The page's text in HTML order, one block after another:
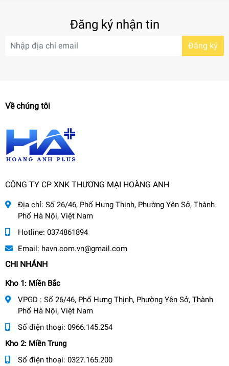
Đăng ký nhận tin
Đăng ký
Về chúng tôi
CÔNG TY CP XNK THƯƠNG MẠI HOÀNG ANH
Địa chỉ: Số 26/46, Phố Hưng Thịnh, Phường Yên Sở, Thành
Phố Hà Nội, Việt Nam
Hotline: 0374861894
Email: havn.com.vn@gmail.com
CHI NHÁNH
Kho 1: Miền Bắc
VPGD : Số 26/46, Phố Hưng Thịnh, Phường Yên Sở, Thành
Phố Hà Nội, Việt Nam
Số điện thoại: 0966.145.254
Kho 2: Miền Trung
Số điện thoại: 0327.165.200